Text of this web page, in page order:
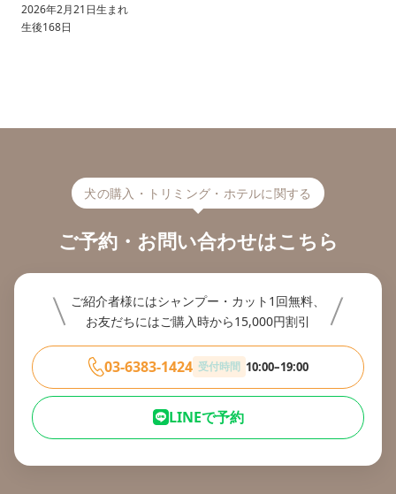
2026年2月21日生まれ
生後168日
犬の購入・トリミング・ホテルに関する
ご予約・お問い合わせはこちら
ご紹介者様にはシャンプー・カット1回無料、
お友だちにはご購入時から15,000円割引
03-6383-1424 受付時間 10:00–19:00
LINEで予約